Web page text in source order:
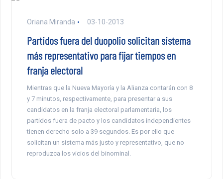
Oriana Miranda 03-10-2013
Partidos fuera del duopolio solicitan sistema
más representativo para fijar tiempos en
franja electoral
Mientras que la Nueva Mayoría y la Alianza contarán con 8
y 7 minutos, respectivamente, para presentar a sus
candidatos en la franja electoral parlamentaria, los
partidos fuera de pacto y los candidatos independientes
tienen derecho solo a 39 segundos. Es por ello que
solicitan un sistema más justo y representativo, que no
reproduzca los vicios del binominal.